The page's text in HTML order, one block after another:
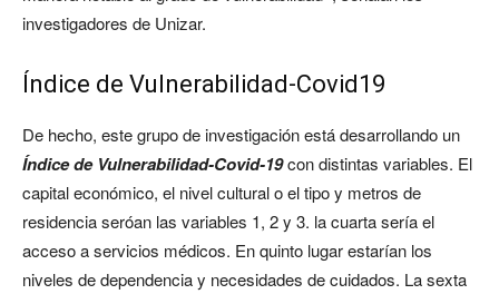
investigadores de Unizar.
Índice de Vulnerabilidad-Covid19
De hecho, este grupo de investigación está desarrollando un
Índice de Vulnerabilidad-Covid-19con distintas variables. El
capital económico, el nivel cultural o el tipo y metros de
residencia seróan las variables 1, 2 y 3. la cuarta sería el
acceso a servicios médicos. En quinto lugar estarían los
niveles de dependencia y necesidades de cuidados. La sexta